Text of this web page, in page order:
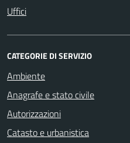
Uffici
CATEGORIE DI SERVIZIO
Ambiente
Anagrafe e stato civile
Autorizzazioni
Catasto e urbanistica